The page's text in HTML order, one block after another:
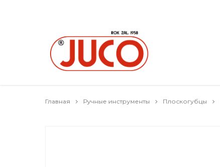
Главная Ручные инструменты Плоскогубцы